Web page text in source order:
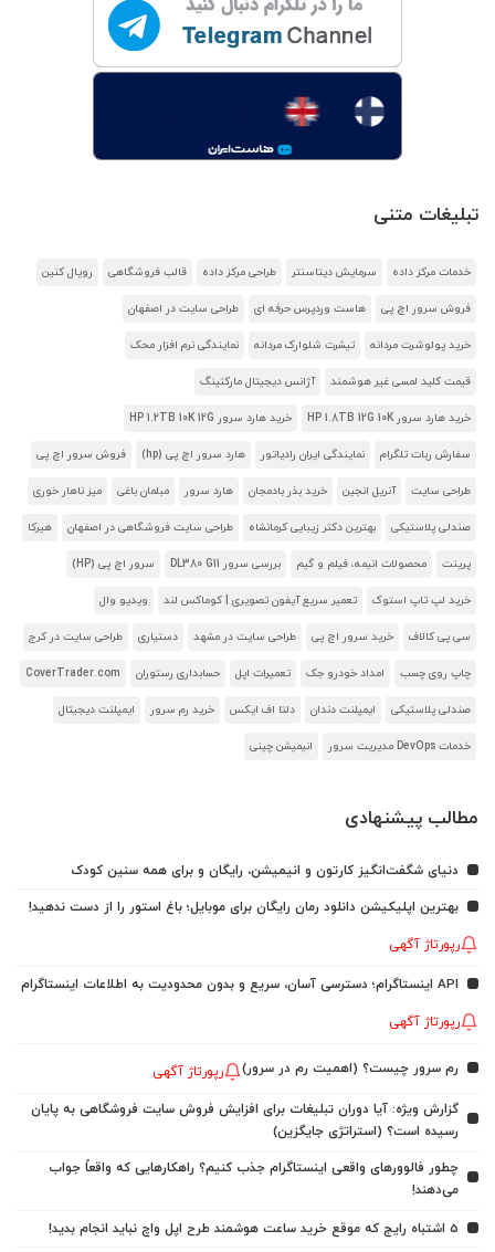
تبلیغات متنی
خدمات مرکز داده سرمایش دیتاسنتر طراحی مرکز داده قالب فروشگاهی رویال کنین
فروش سرور اچ پی هاست وردپرس حرفه ای طراحی سایت در اصفهان
خرید پولوشرت مردانه تیشرت شلوارک مردانه نمایندگی نرم افزار محک
قیمت کلید لمسی غیر هوشمند آژانس دیجیتال مارکتینگ
خرید هارد سرور HP 1.8TB 12G 10K خرید هارد سرور HP 1.2TB 10K 12G
سفارش ربات تلگرام نمایندگی ایران رادیاتور هارد سرور اچ پی (hp) فروش سرور اچ پی
طراحی سایت آنریل انجین خرید بذر بادمجان هارد سرور مبلمان باغی میز ناهار خوری
صندلی پلاستیکی بهترین دکتر زیبایی کرمانشاه طراحی سایت فروشگاهی در اصفهان هیرکا
پرینت محصولات انیمه، فیلم و گیم بررسی سرور DL380 G11 سرور اچ پی (HP)
خرید لپ تاپ استوک تعمیر سریع آیفون تصویری | کوماکس لند ویدیو وال
سی پی کالاف خرید سرور اچ پی طراحی سایت در مشهد دستیاری طراحی سایت در کرج
چاپ روی چسب امداد خودرو جک تعمیرات اپل حسابداری رستوران CoverTrader.com
صندلی پلاستیکی ایمپلنت دندان دلتا اف ایکس خرید رم سرور ایمپلنت دیجیتال
خدمات DevOps مدیریت سرور انیمیشن چینی
مطالب پیشنهادی
دنیای شگفت‌انگیز کارتون و انیمیشن، رایگان و برای همه سنین کودک
بهترین اپلیکیشن دانلود رمان رایگان برای موبایل؛ باغ استور را از دست ندهید!
رپورتاژ آگهی
API اینستاگرام؛ دسترسی آسان، سریع و بدون محدودیت به اطلاعات اینستاگرام
رپورتاژ آگهی
رم سرور چیست؟ (اهمیت رم در سرور) رپورتاژ آگهی
گزارش ویژه: آیا دوران تبلیغات برای افزایش فروش سایت فروشگاهی به پایان
رسیده است؟ (استراتژی جایگزین)
چطور فالوورهای واقعی اینستاگرام جذب کنیم؟ راهکارهایی که واقعاً جواب
می‌دهند!
5 اشتباه رایج که موقع خرید ساعت هوشمند طرح اپل واچ نباید انجام بدید!